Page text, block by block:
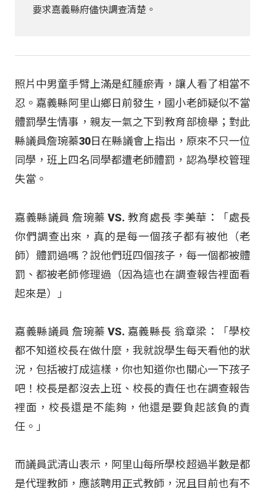
要求嘉義縣府儘快調查清楚。
照片中男童手臂上滿是紅腫瘀青，讓人看了相當不
忍。嘉義縣阿里山鄉日前發生，國小老師疑似不當
體罰學生情事，親友一氣之下到教育部檢舉；對此
縣議員詹琬蓁30日在縣議會上指出，原來不只一位
同學，班上四名同學都遭老師體罰，認為學校管理
失當。
嘉義縣議員 詹琬蓁 VS. 教育處長 李美華：「處長
你們調查出來，真的是每一個孩子都有被他（老
師）體罰過嗎？說他們班四個孩子，每一個都被體
罰、都被老師修理過（因為這也在調查報告裡面看
起來是）」
嘉義縣議員 詹琬蓁 VS. 嘉義縣長 翁章梁：「學校
都不知道校長在做什麼，我就說學生每天看他的狀
況，包括被打成這樣，你也知道你也關心一下孩子
吧！校長是都沒去上班、校長的責任也在調查報告
裡面，校長還是不能夠，他還是要負起該負的責
任。」
而議員武清山表示，阿里山每所學校超過半數是都
是代理教師，應該聘用正式教師，況且目前也有不